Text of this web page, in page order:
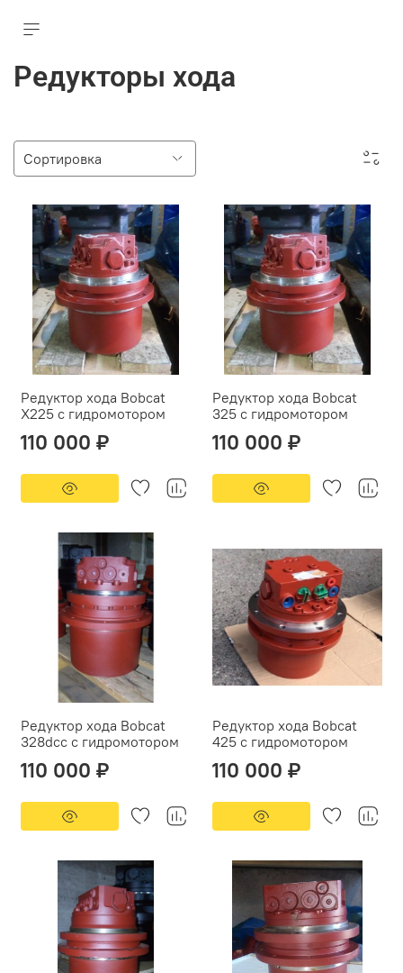
Редукторы хода
Редуктор хода Bobcat
X225 с гидромотором
110 000 ₽
Редуктор хода Bobcat
325 с гидромотором
110 000 ₽
Редуктор хода Bobcat
328dcc с гидромотором
110 000 ₽
Редуктор хода Bobcat
425 с гидромотором
110 000 ₽